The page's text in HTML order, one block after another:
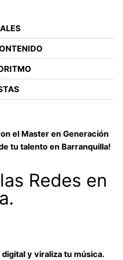
el Master en Generación
tu talento en Barranquilla!
Redes en
y viraliza tu música.